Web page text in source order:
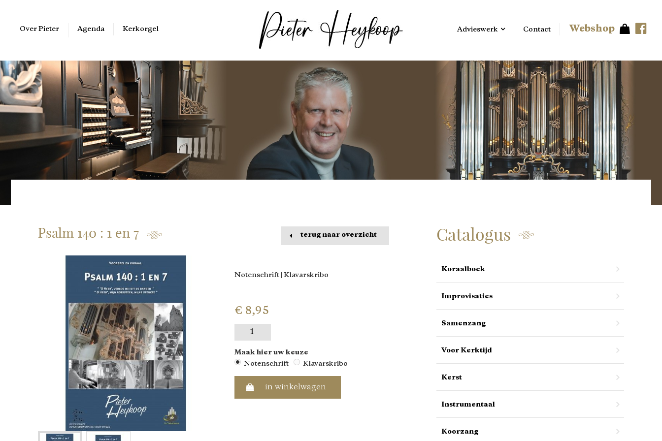
Over Pieter Kerkorgel Advieswerk Contact Webshop
Psalm 140 : 1 en 7 terug naar overzicht
Notenschrift | Klavarskribo
€ 8,95
Maak hier uw keuze
Notenschrift
Klavarskribo
in winkelwagen
Catalogus
Koraalboek
Improvisaties
Samenzang
Voor Kerktijd
Kerst
Instrumentaal
Koorzang